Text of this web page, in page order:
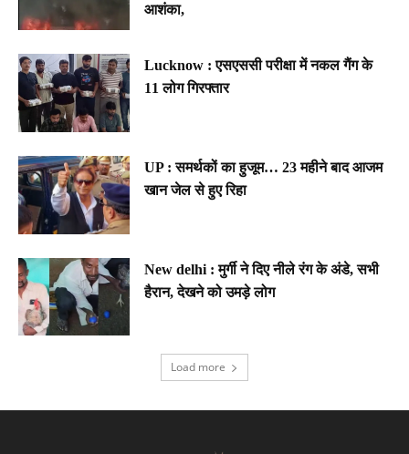
आशंका,
Lucknow : एसएससी परीक्षा में नकल गैंग के
11 लोग गिरफ्तार
UP : समर्थकों का हुजूम… 23 महीने बाद आजम
खान जेल से हुए रिहा
New delhi : मुर्गी ने दिए नीले रंग के अंडे, सभी
हैरान, देखने को उमड़े लोग
Load more